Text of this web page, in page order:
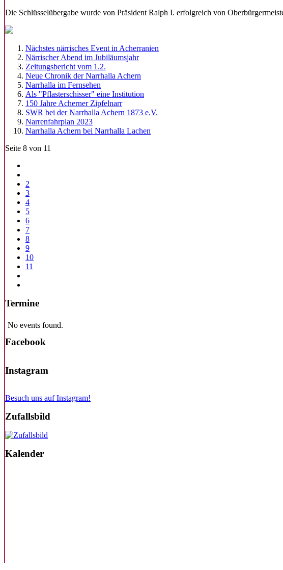
Die Schlüsselübergabe wurde von Präsident Ralph I. erfolgreich von
Nächstes närrisches Event in Acherranien
Närrischer Abend im Jubiläumsjahr
Zeitungsbericht vom 1.2.
Neue Chronik der Narrhalla Achern
Narrhalla im Fernsehen
Als "Pflasterschisser" eine Institution
150 Jahre Acherner Zipfelnarr
SWR bei der Narrhalla Achern 1873 e.V.
Narrenfahrplan 2023
Narrhalla Achern bei Narrhalla Lachen
Seite 8 von 11
2
3
4
5
6
7
8
9
10
11
Termine
No events found.
Facebook
Instagram
Besuch uns auf Instagram!
Zufallsbild
Kalender